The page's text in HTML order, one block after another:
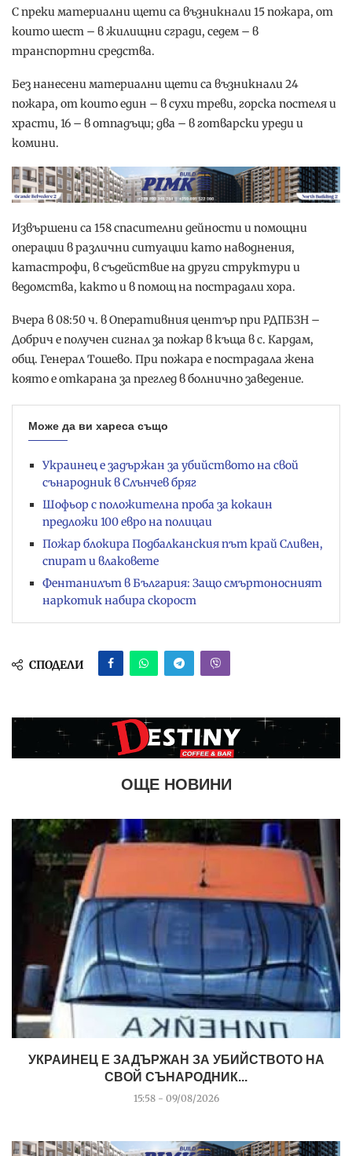
С преки материални щети са възникнали 15 пожара, от
които шест – в жилищни сгради, седем – в
транспортни средства.
Без нанесени материални щети са възникнали 24
пожара, от които един – в сухи треви, горска постеля и
храсти, 16 – в отпадъци; два – в готварски уреди и
комини.
Извършени са 158 спасителни дейности и помощни
операции в различни ситуации като наводнения,
катастрофи, в съдействие на други структури и
ведомства, както и в помощ на пострадали хора.
Вчера в 08:50 ч. в Оперативния център при РДПБЗН –
Добрич е получен сигнал за пожар в къща в с. Кардам,
общ. Генерал Тошево. При пожара е пострадала жена
която е откарана за преглед в болнично заведение.
Може да ви хареса също
Украинец е задържан за убийството на свой
сънародник в Слънчев бряг
Шофьор с положителна проба за кокаин
предложи 100 евро на полицаи
Пожар блокира Подбалканския път край Сливен,
спират и влаковете
Фентанилът в България: Защо смъртоносният
наркотик набира скорост
СПОДЕЛИ
ОЩЕ НОВИНИ
УКРАИНЕЦ Е ЗАДЪРЖАН ЗА УБИЙСТВОТО НА
СВОЙ СЪНАРОДНИК...
15:58 - 09/08/2026